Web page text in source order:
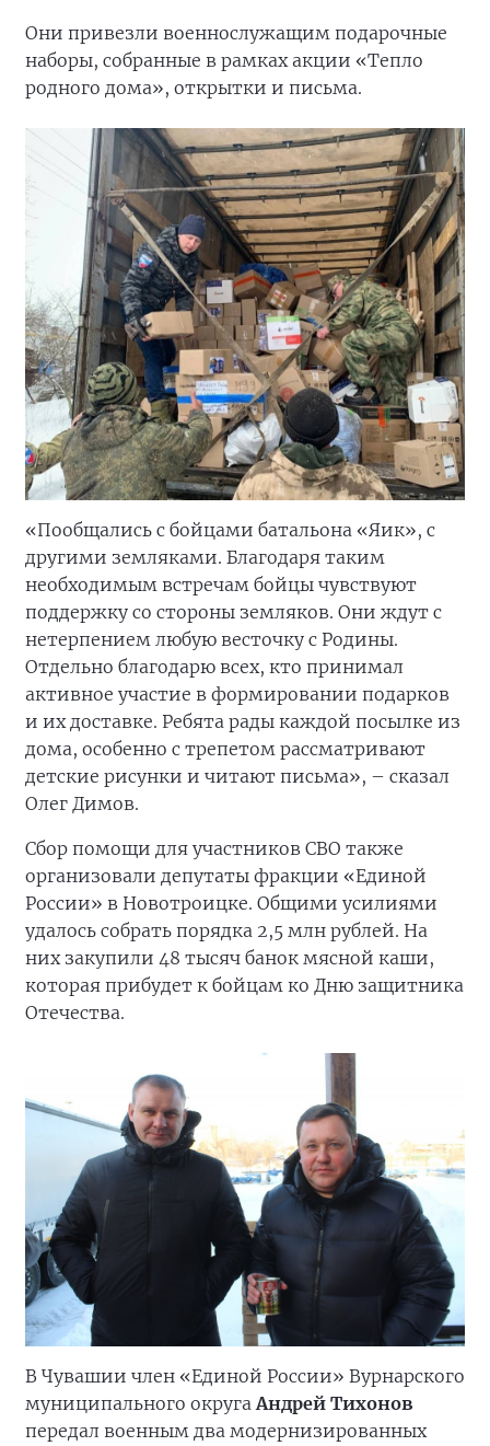
Они привезли военнослужащим подарочные
наборы, собранные в рамках акции «Тепло
родного дома», открытки и письма.
«Пообщались с бойцами батальона «Яик», с
другими земляками. Благодаря таким
необходимым встречам бойцы чувствуют
поддержку со стороны земляков. Они ждут с
нетерпением любую весточку с Родины.
Отдельно благодарю всех, кто принимал
активное участие в формировании подарков
и их доставке. Ребята рады каждой посылке из
дома, особенно с трепетом рассматривают
детские рисунки и читают письма», – сказал
Олег Димов.
Сбор помощи для участников СВО также
организовали депутаты фракции «Единой
России» в Новотроицке. Общими усилиями
удалось собрать порядка 2,5 млн рублей. На
них закупили 48 тысяч банок мясной каши,
которая прибудет к бойцам ко Дню защитника
Отечества.
В Чувашии член «Единой России» Вурнарского
муниципального округаАндрей Тихонов
передал военным два модернизированных